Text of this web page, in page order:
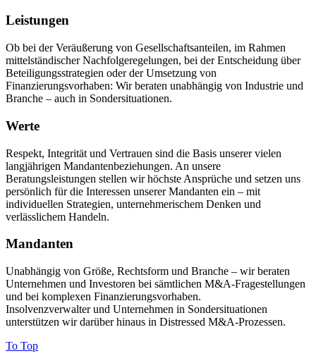
Leistungen
Ob bei der Veräußerung von Gesellschaftsanteilen, im Rahmen
mittelständischer Nachfolgeregelungen, bei der Entscheidung über
Beteiligungsstrategien oder der Umsetzung von
Finanzierungsvorhaben: Wir beraten unabhängig von Industrie und
Branche – auch in Sondersituationen.
Werte
Respekt, Integrität und Vertrauen sind die Basis unserer vielen
langjährigen Mandantenbeziehungen. An unsere
Beratungsleistungen stellen wir höchste Ansprüche und setzen uns
persönlich für die Interessen unserer Mandanten ein – mit
individuellen Strategien, unternehmerischem Denken und
verlässlichem Handeln.
Mandanten
Unabhängig von Größe, Rechtsform und Branche – wir beraten
Unternehmen und Investoren bei sämtlichen M&A-Fragestellungen
und bei komplexen Finanzierungsvorhaben.
Insolvenzverwalter und Unternehmen in Sondersituationen
unterstützen wir darüber hinaus in Distressed M&A-Prozessen.
To Top